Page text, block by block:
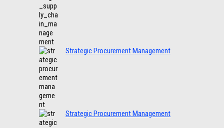
Strategic Procurement Management
Strategic Procurement Management